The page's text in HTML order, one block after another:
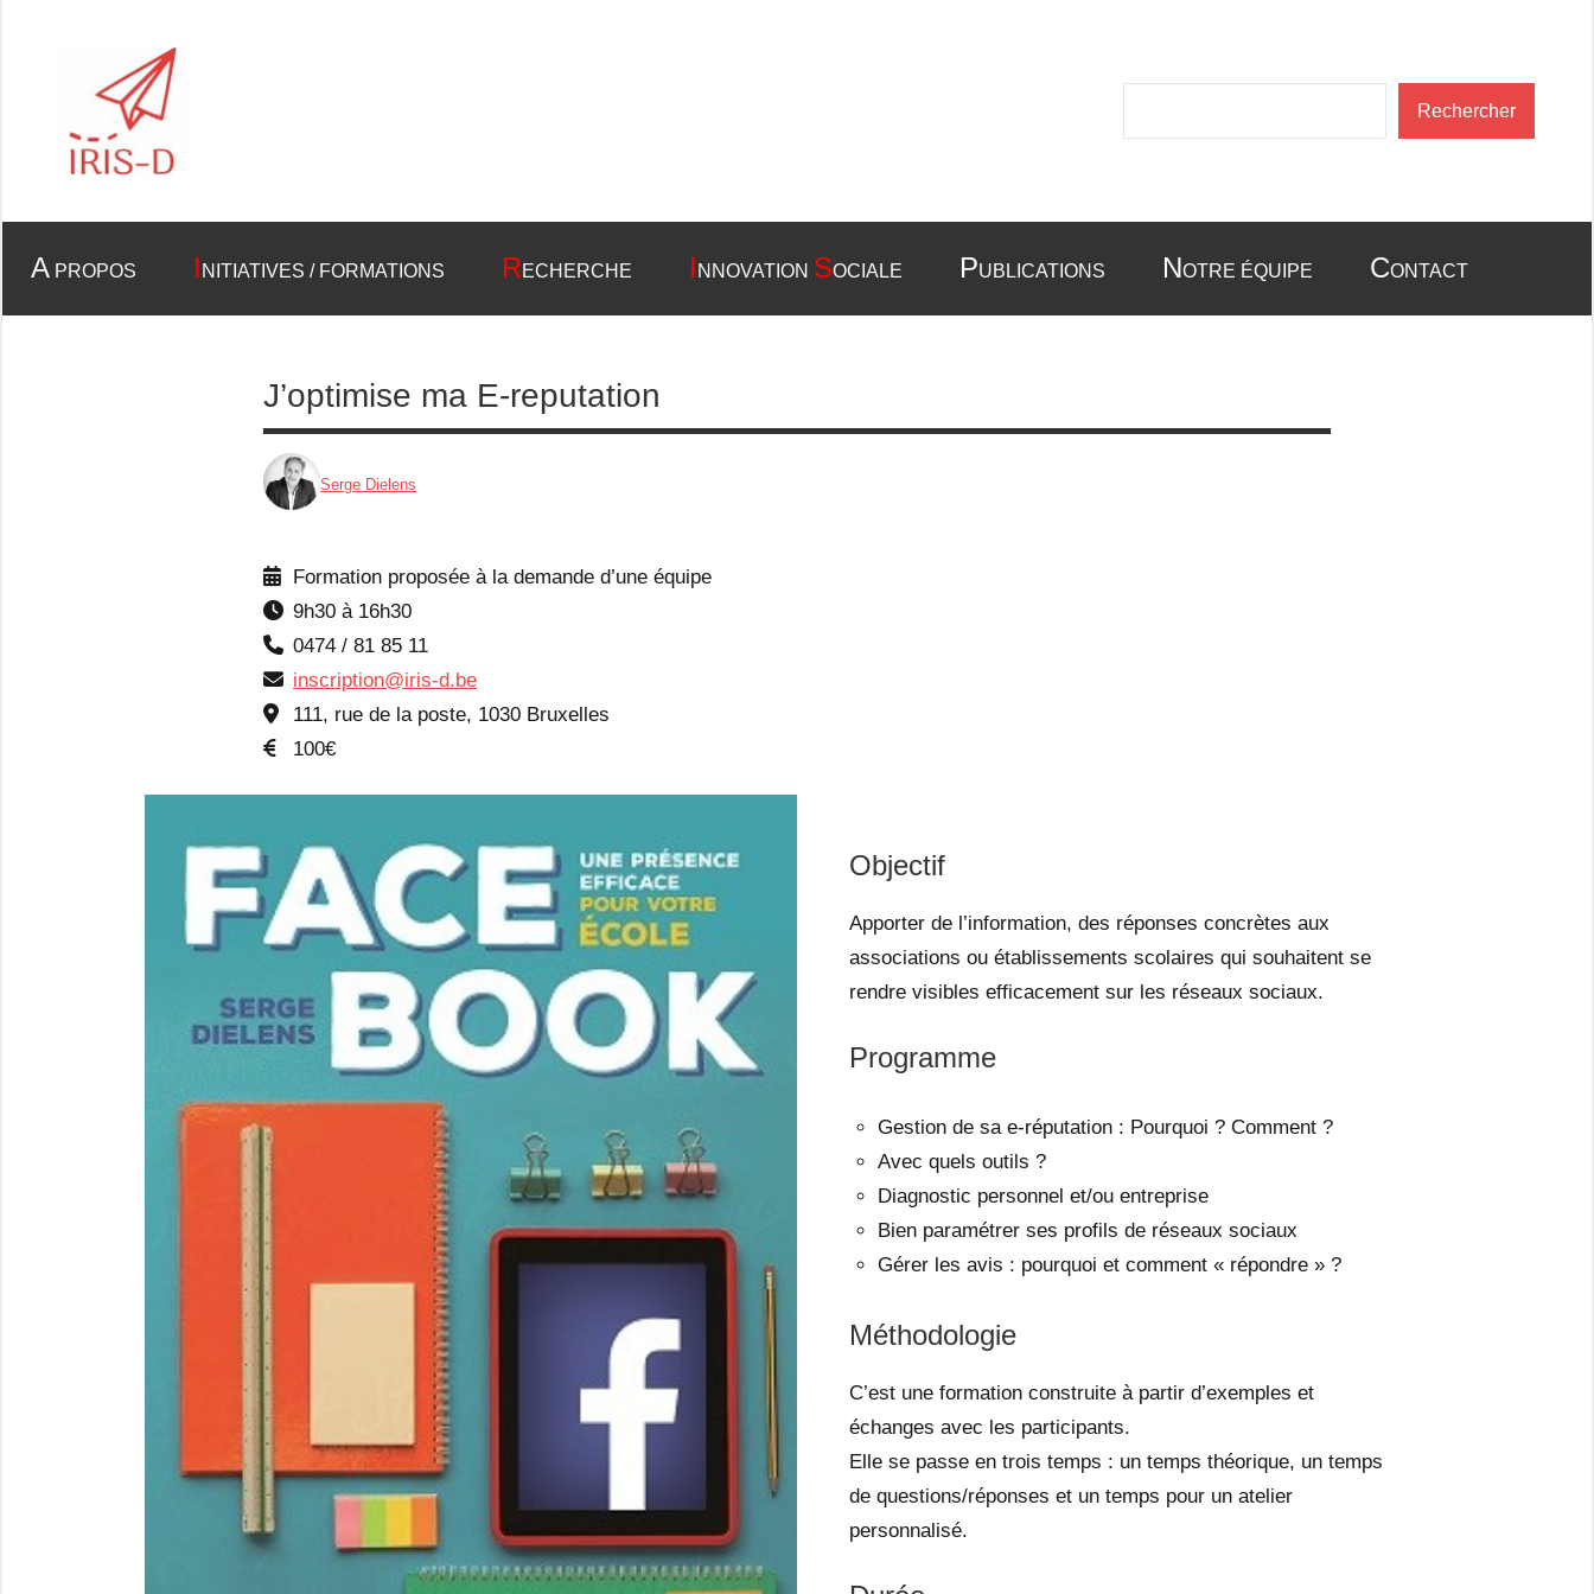
D
Formation
Rechercher
A PROPOS I NITIATIVES / FORMATIONS RECHERCHE I NNOVATION SOCIALE PUBLICATIONS NOTRE ÉQUIPE CONTACT
J’optimise ma E-reputation
Serge Dielens
Formation proposée à la demande d’une équipe
9h30 à 16h30
0474 / 81 85 11
inscription@iris-d.be
111, rue de la poste, 1030 Bruxelles
100€
Objectif
Apporter de l’information, des réponses concrètes aux
associations ou établissements scolaires qui souhaitent se
rendre visibles efficacement sur les réseaux sociaux.
Programme
Gestion de sa e-réputation : Pourquoi ? Comment ?
Avec quels outils ?
Diagnostic personnel et/ou entreprise
Bien paramétrer ses profils de réseaux sociaux
Gérer les avis : pourquoi et comment « répondre » ?
Méthodologie
C’est une formation construite à partir d’exemples et
échanges avec les participants.
Elle se passe en trois temps : un temps théorique, un temps
de questions/réponses et un temps pour un atelier
personnalisé.